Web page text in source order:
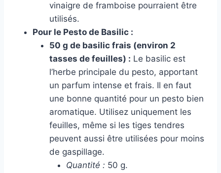
vinaigre de framboise pourraient être
utilisés.
Pour le Pesto de Basilic :
50 g de basilic frais (environ 2
tasses de feuilles) : Le basilic est
l’herbe principale du pesto, apportant
un parfum intense et frais. Il en faut
une bonne quantité pour un pesto bien
aromatique. Utilisez uniquement les
feuilles, même si les tiges tendres
peuvent aussi être utilisées pour moins
de gaspillage.
Quantité : 50 g.